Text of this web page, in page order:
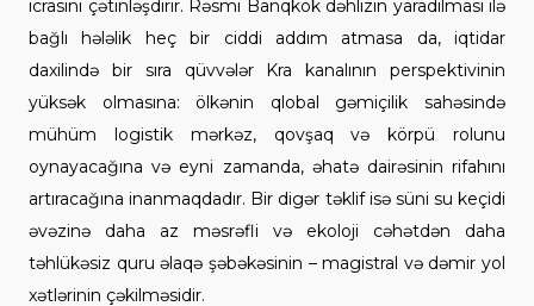
icrasını çətinləşdirir. Rəsmi Banqkok dəhlizin yaradılması ilə
bağlı hələlik heç bir ciddi addım atmasa da, iqtidar
daxilində bir sıra qüvvələr Kra kanalının perspektivinin
yüksək olmasına: ölkənin qlobal gəmiçilik sahəsində
mühüm logistik mərkəz, qovşaq və körpü rolunu
oynayacağına və eyni zamanda, əhatə dairəsinin rifahını
artıracağına inanmaqdadır. Bir digər təklif isə süni su keçidi
əvəzinə daha az məsrəfli və ekoloji cəhətdən daha
təhlükəsiz quru əlaqə şəbəkəsinin – magistral və dəmir yol
xətlərinin çəkilməsidir.